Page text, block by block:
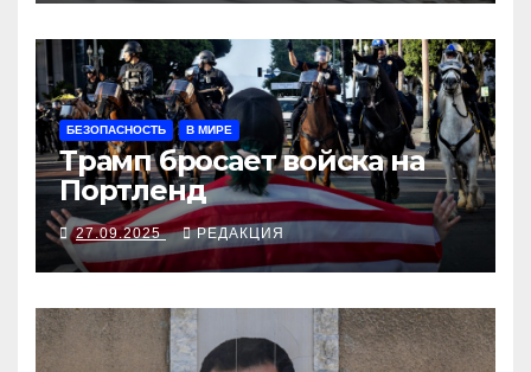
БЕЗОПАСНОСТЬ В МИРЕ
Трамп бросает войска на
Портленд
27.09.2025 РЕДАКЦИЯ